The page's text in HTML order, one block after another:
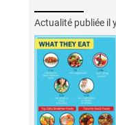
Actualité publiée il